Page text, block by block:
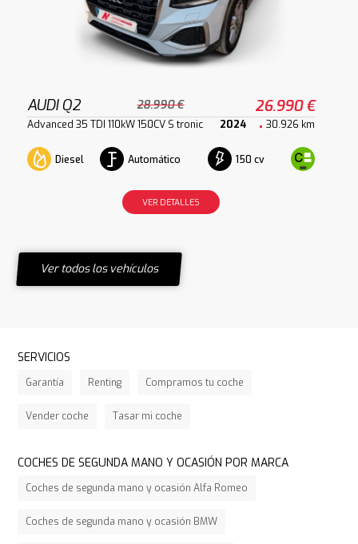
AUDI Q2 28.990 € 26.990 €
Advanced 35 TDI 110kW 150CV S tronic 2024 30.926 km
Diesel Automático 150 cv
VER DETALLES
Ver todos los vehículos
SERVICIOS
Garantía Renting Compramos tu coche
Vender coche Tasar mi coche
COCHES DE SEGUNDA MANO Y OCASIÓN POR MARCA
Coches de segunda mano y ocasión Alfa Romeo
Coches de segunda mano y ocasión BMW